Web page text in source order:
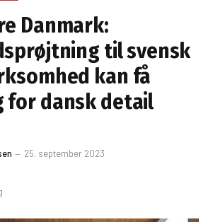
Danmark:
til svensk
kan få
for dansk detail
25. september 2023